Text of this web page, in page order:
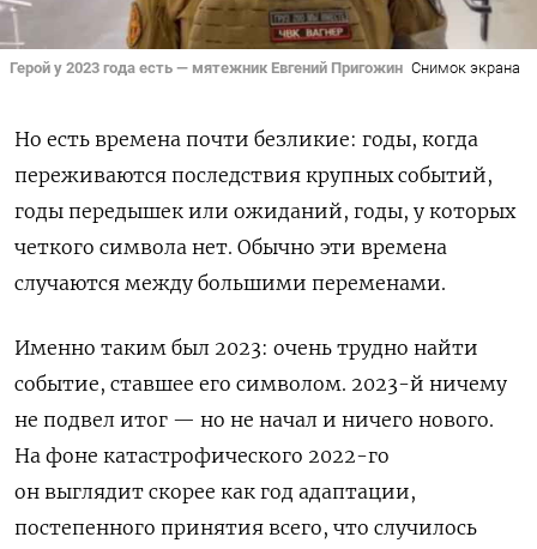
Герой у 2023 года есть — мятежник Евгений Пригожин Снимок экрана
Но есть времена почти безликие: годы, когда
переживаются последствия крупных событий,
годы передышек или ожиданий, годы, у которых
четкого символа нет. Обычно эти времена
случаются между большими переменами.
Именно таким был 2023: очень трудно найти
событие, ставшее его символом. 2023-й ничему
не подвел итог — но не начал и ничего нового.
На фоне катастрофического 2022-го
он выглядит скорее как год адаптации,
постепенного принятия всего, что случилось